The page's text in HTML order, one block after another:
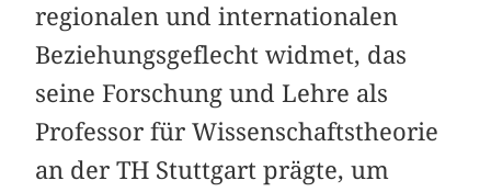
regionalen und internationalen
Beziehungsgeflecht widmet, das
seine Forschung und Lehre als
Professor für Wissenschaftstheorie
an der TH Stuttgart prägte, um